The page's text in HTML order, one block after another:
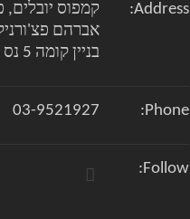
Address:
קמפוס יובלים,
בניין קומה 5 נס ציונה
Phone:
03-9521927
Follow: